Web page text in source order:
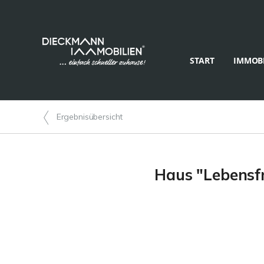
START
Ergebnisübersicht
Haus